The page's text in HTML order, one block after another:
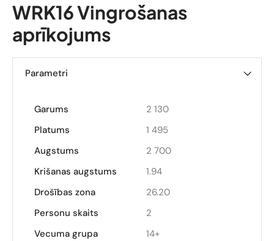
WRK16 Vingrošanas
aprīkojums
Parametri
Garums
2 130
Platums
1 495
Augstums
2 700
Krišanas augstums
1.94
Drošības zona
26.20
Personu skaits
2
Vecuma grupa
14+